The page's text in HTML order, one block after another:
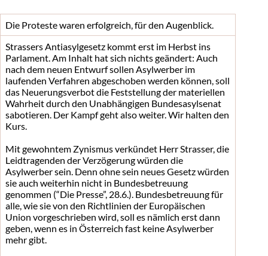
Die Proteste waren erfolgreich, für den Augenblick.
Strassers Antiasylgesetz kommt erst im Herbst ins
Parlament. Am Inhalt hat sich nichts geändert: Auch
nach dem neuen Entwurf sollen Asylwerber im
laufenden Verfahren abgeschoben werden können, soll
das Neuerungsverbot die Feststellung der materiellen
Wahrheit durch den Unabhängigen Bundesasylsenat
sabotieren. Der Kampf geht also weiter. Wir halten den
Kurs.
Mit gewohntem Zynismus verkündet Herr Strasser, die
Leidtragenden der Verzögerung würden die
Asylwerber sein. Denn ohne sein neues Gesetz würden
sie auch weiterhin nicht in Bundesbetreuung
genommen (“Die Presse”, 28.6.). Bundesbetreuung für
alle, wie sie von den Richtlinien der Europäischen
Union vorgeschrieben wird, soll es nämlich erst dann
geben, wenn es in Österreich fast keine Asylwerber
mehr gibt.